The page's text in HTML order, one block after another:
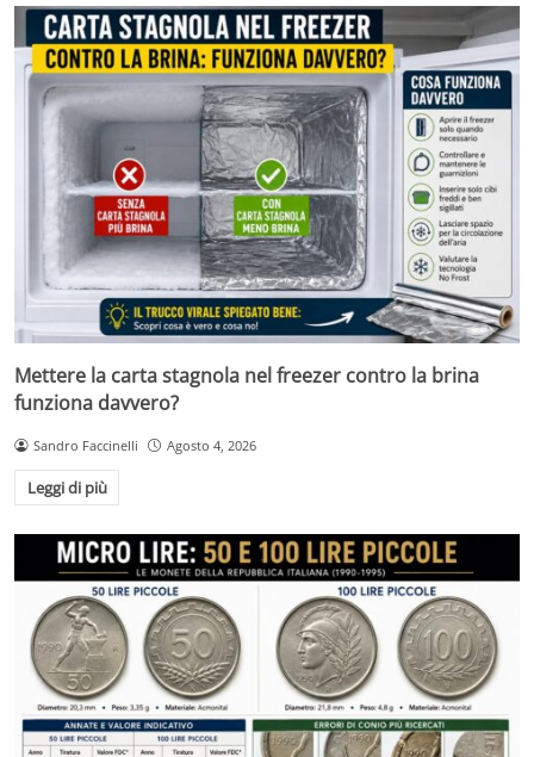
Mettere la carta stagnola nel freezer contro la brina
funziona davvero?
Sandro Faccinelli Agosto 4, 2026
Leggi di più